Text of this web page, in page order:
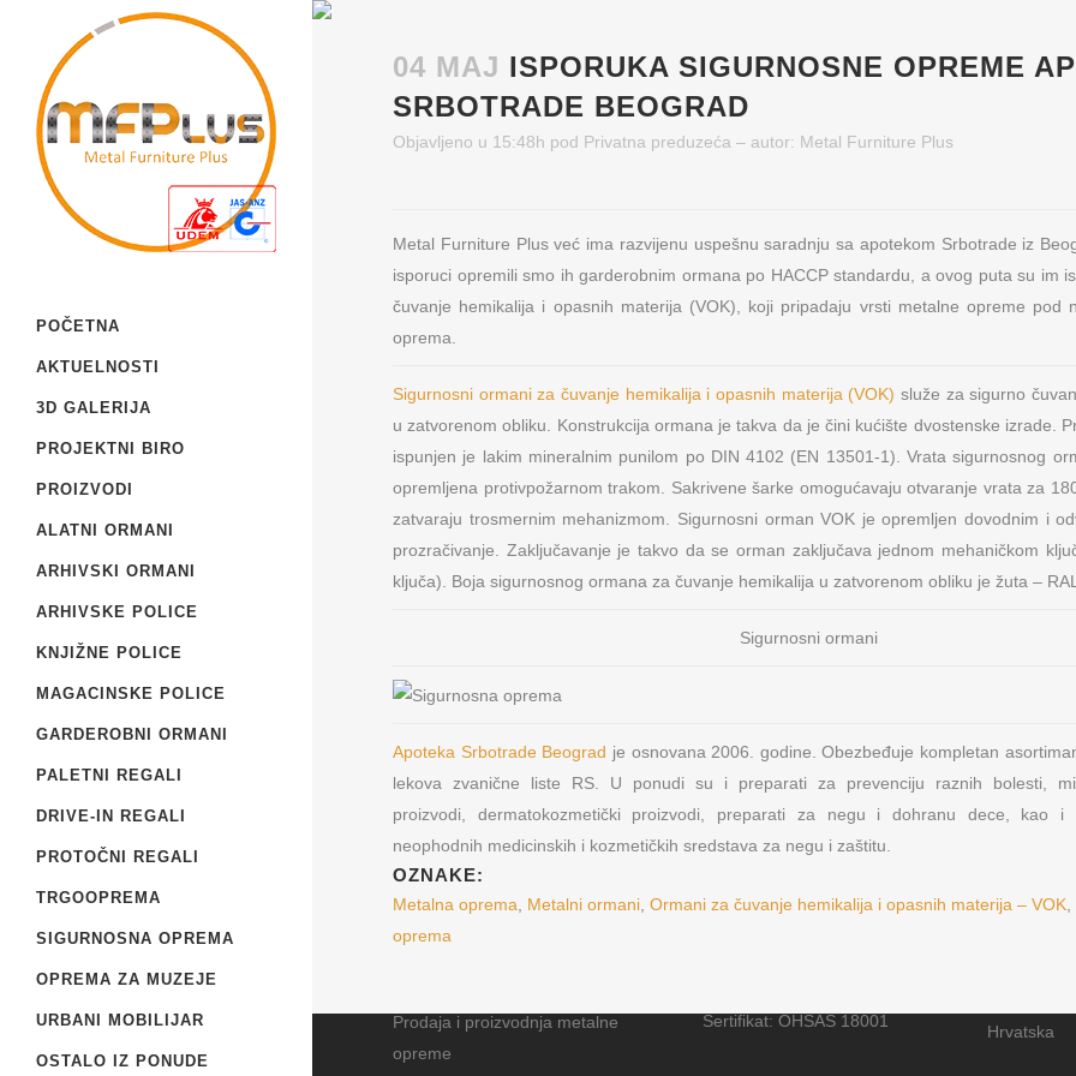
POČETNA
AKTUELNOSTI
3D GALERIJA
PROJEKTNI BIRO
PROIZVODI
ALATNI ORMANI
ARHIVSKI ORMANI
ARHIVSKE POLICE
KNJIŽNE POLICE
MAGACINSKE POLICE
GARDEROBNI ORMANI
PALETNI REGALI
DRIVE-IN REGALI
PROTOČNI REGALI
TRGOOPREMA
SIGURNOSNA OPREMA
OPREMA ZA MUZEJE
URBANI MOBILIJAR
OSTALO IZ PONUDE
04 MAJ ISPORUKA SIGURNOSNE OPREME
SRBOTRADE BEOGRAD
Objavljeno u 15:48h pod Privatna preduzeća – autor: Metal Furniture Plus
Metal Furniture Plus već ima razvijenu uspešnu saradnju sa apotekom Srbotrade iz
isporuci opremili smo ih garderobnim ormana po HACCP standardu, a ovog puta su im
čuvanje hemikalija i opasnih materija (VOK), koji pripadaju vrsti metalne opreme pod
oprema.
Sigurnosni ormani za čuvanje hemikalija i opasnih materija (VOK) služe za sigurno
u zatvorenom obliku. Konstrukcija ormana je takva da je čini kućište dvostenske izrade.
ispunjen je lakim mineralnim punilom po DIN 4102 (EN 13501-1). Vrata sigurnosnog
opremljena protivpožarnom trakom. Sakrivene šarke omogućavaju otvaranje vrata za
zatvaraju trosmernim mehanizmom. Sigurnosni orman VOK je opremljen dovodnim i
prozračivanje. Zaključavanje je takvo da se orman zaključava jednom mehaničkom
ključa). Boja sigurnosnog ormana za čuvanje hemikalija u zatvorenom obliku je žuta –
Sigurnosni ormani
Apoteka Srbotrade Beograd je osnovana 2006. godine. Obezbeđuje kompletan
lekova zvanične liste RS. U ponudi su i preparati za prevenciju raznih bolesti,
proizvodi, dermatokozmetički proizvodi, preparati za negu i dohranu dece, kao i
neophodnih medicinskih i kozmetičkih sredstava za negu i zaštitu.
OZNAKE:
Metalna oprema, Metalni ormani, Ormani za čuvanje hemikalija i opasnih materija – VOK,
oprema
Prodaja i proizvodnja metalne
opreme
OSNOVNI PODACI O MFP
Šifra delatnosti: 4674
Sertifikat: OHSAS 18001
NAŠA
Hrvatska